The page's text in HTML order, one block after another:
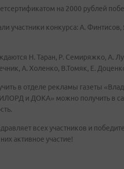
на 2000 рублей
участники конкурса: А.
Н. Таран, Р. Семиряжко, А.
А. Холенко, В.Томяк, Е.
в отделе рекламы газеты
и ДОКА» можно получить в
всех участников и
активное участие!